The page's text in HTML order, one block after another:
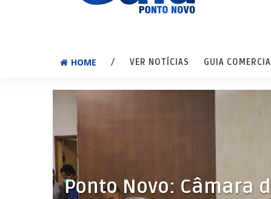
HOME / VER NOTÍCIAS GUIA
Ponto Novo: Câmara